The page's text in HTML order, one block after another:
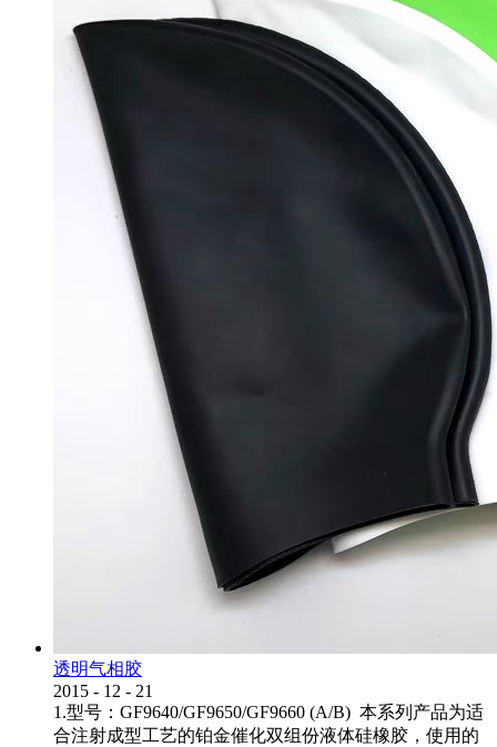
透明气相胶
2015 - 12 - 21
1.型号：GF9640/GF9650/GF9660 (A/B) 本系列产品为适
合注射成型工艺的铂金催化双组份液体硅橡胶，使用的